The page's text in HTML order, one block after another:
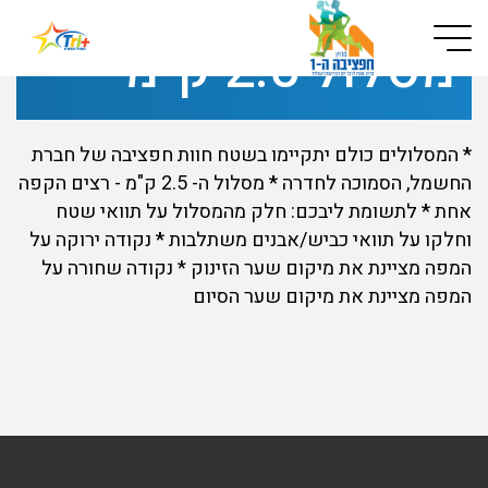
Button used only for devices with a small screen
מסלול 2.5 ק"מ
*המסלולים כולם יתקיימו בשטח חוות חפציבה של חברת
החשמל, הסמוכה לחדרה*
מסלול ה- 2.5 ק"מ - רצים הקפה
אחת*לתשומת ליבכם: חלק מהמסלול על תוואי שטח
וחלקו על תוואי כביש/אבנים משתלבות*נקודה ירוקה על
המפה מציינת את מיקום שער הזינוק * נקודה שחורה על
המפה מציינת את מיקום שער הסיום